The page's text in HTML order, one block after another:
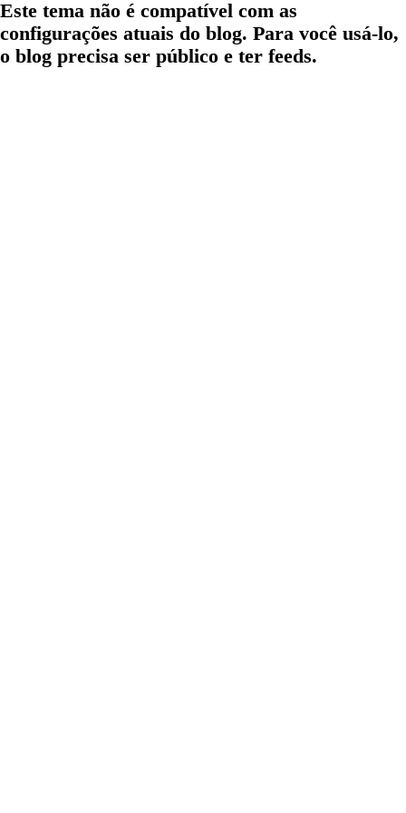
Este tema não é compatível com as
configurações atuais do blog. Para você usá-lo,
o blog precisa ser público e ter feeds.